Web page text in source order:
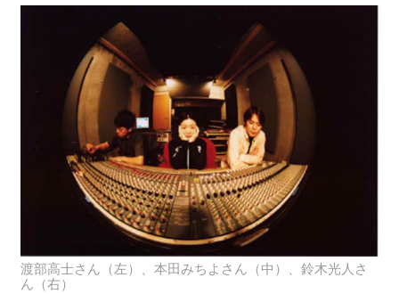
渡部高士さん（左）、本田みちよさん（中）、鈴木光人さ
ん（右）